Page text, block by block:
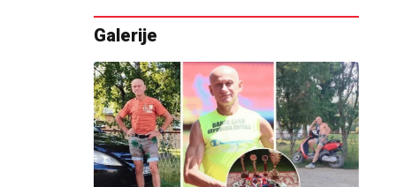
Galerije